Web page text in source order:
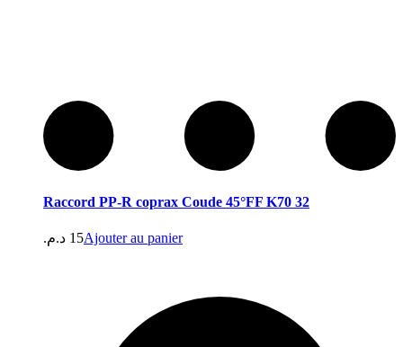
Raccord PP-R coprax Coude 45°FF K70 32
15 د.م. Ajouter au panier